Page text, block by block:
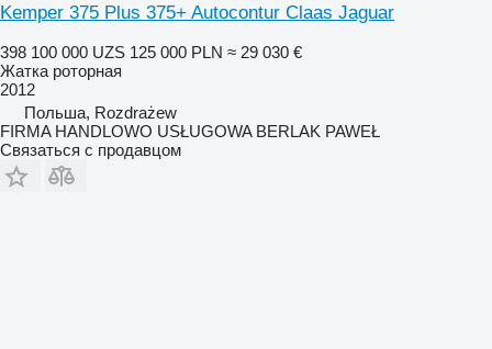
Kemper 375 Plus 375+ Autocontur Claas Jaguar
398 100 000 UZS 125 000 PLN ≈ 29 030 €
Жатка роторная
2012
Польша, Rozdrażew
FIRMA HANDLOWO USŁUGOWA BERLAK PAWEŁ
Связаться с продавцом